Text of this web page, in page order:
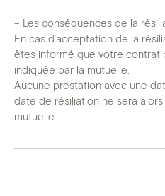
– Les conséquences de la
En cas d’acceptation de la
êtes informé que votre contrat
indiquée par la mutuelle.
Aucune prestation avec une
date de résiliation ne sera
mutuelle.